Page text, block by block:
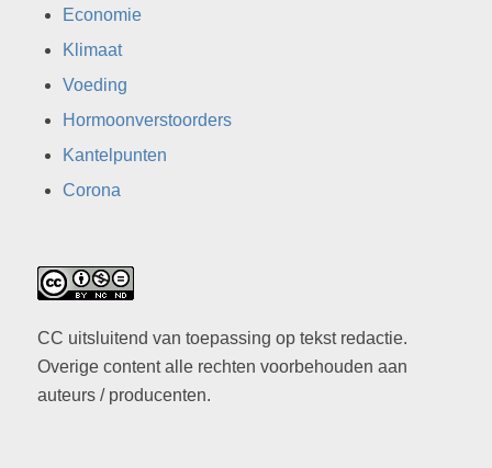
Economie
Klimaat
Voeding
Hormoonverstoorders
Kantelpunten
Corona
CC uitsluitend van toepassing op tekst redactie.
Overige content alle rechten voorbehouden aan
auteurs / producenten.